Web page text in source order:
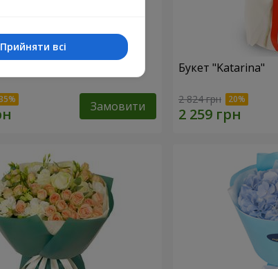
Замовити
Букет "Katarina"
2 824 грн
Прийняти всі